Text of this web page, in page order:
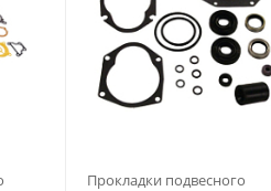
Прокладки подвесного